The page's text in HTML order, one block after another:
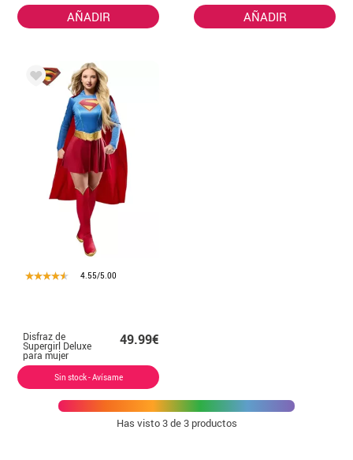
AÑADIR AÑADIR
4.55/5.00
Disfraz de
Supergirl Deluxe
para mujer
49.99€
Sin stock - Avísame
Has visto3de 3 productos